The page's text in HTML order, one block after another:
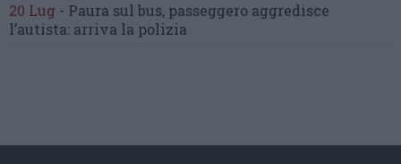
20 Lug - Paura sul bus, passeggero aggredisce
l’autista: arriva la polizia